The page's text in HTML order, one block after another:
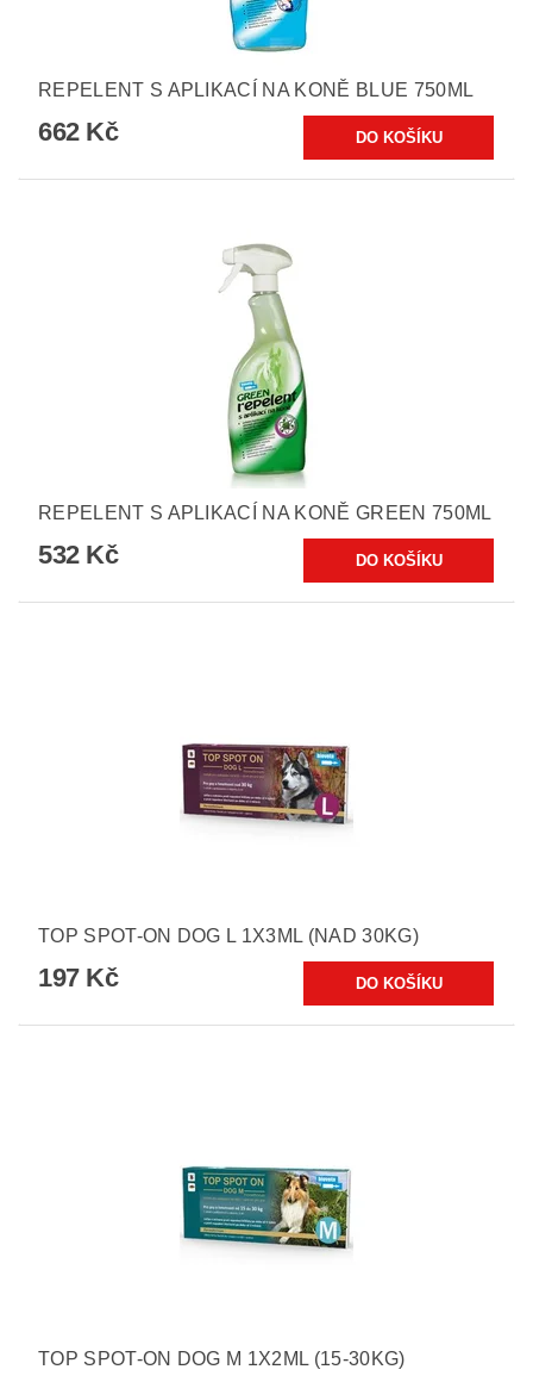
REPELENT S APLIKACÍ NA KONĚ BLUE 750ML
662 Kč
REPELENT S APLIKACÍ NA KONĚ GREEN 750ML
532 Kč
TOP SPOT-ON DOG L 1X3ML (NAD 30KG)
197 Kč
TOP SPOT-ON DOG M 1X2ML (15-30KG)